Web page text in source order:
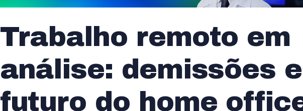
Trabalho remoto em
análise: demissões
futuro do home